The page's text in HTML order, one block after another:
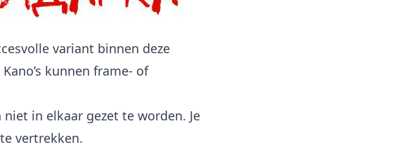
variant binnen deze
kunnen frame- of
in elkaar gezet te worden. Je
vertrekken.